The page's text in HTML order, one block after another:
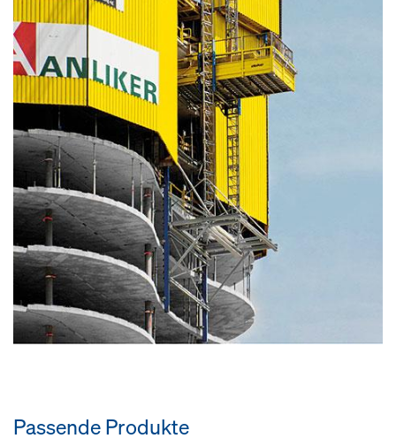
Passende Produkte